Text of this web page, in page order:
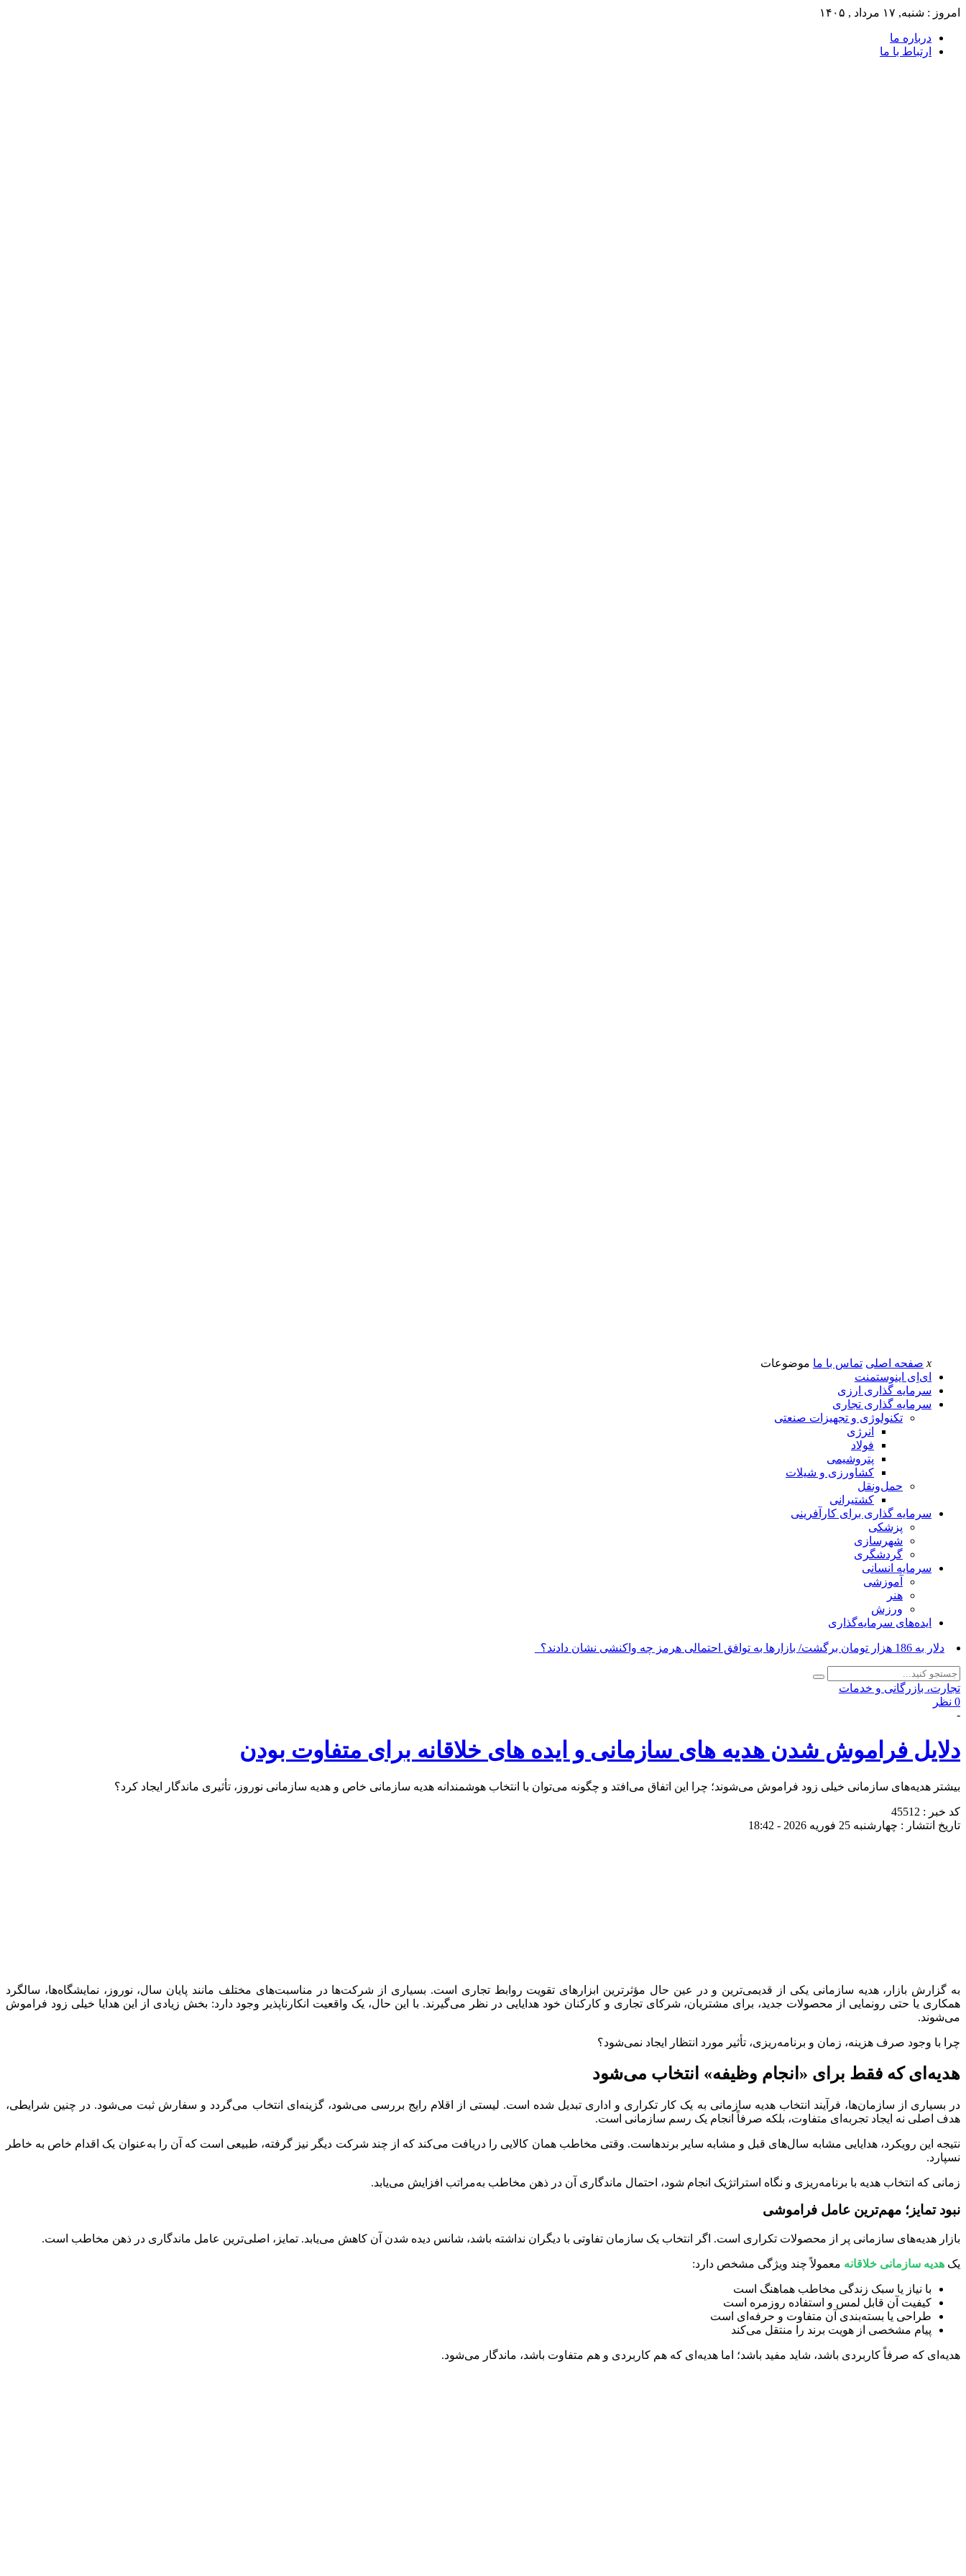
امروز : شنبه, ۱۷ مرداد , ۱۴۰۵
درباره ما
ارتباط با ما
x صفحه اصلی تماس با ما موضوعات
ای‌اِی اینوستمنت
سرمایه گذاری ارزی
سرمایه گذاری تجاری
تکنولوژی و تجهیزات صنعتی
انرژی
فولاد
پتروشیمی
کشاورزی و شیلات
حمل‌و‌نقل
کشتیرانی
سرمایه گذاری برای کارآفرینی
پزشکی
شهرسازی
گردشگری
سرمایه انسانی
آموزشی
هنر
ورزش
ایده‌های سرمایه‌گذاری
دلار به 186 هزار تومان برگشت/ بازارها به توافق احتمالی هرمز چه واکنشی نشان دادند؟_
تجارت، بازرگانی و خدمات
0 نظر
-
دلایل فراموش شدن هدیه های سازمانی و ایده های خلاقانه برای متفاوت بودن
بیشتر هدیه‌های سازمانی خیلی زود فراموش می‌شوند؛ چرا این اتفاق می‌افتد و چگونه می‌توان با انتخاب هوشمندانه هدیه سازمانی خاص و هدیه سازمانی نوروز، تأثیری ماندگار ایجاد کرد؟
کد خبر : 45512
تاریخ انتشار : چهارشنبه 25 فوریه 2026 - 18:42
به گزارش بازار، هدیه سازمانی یکی از قدیمی‌ترین و در عین حال مؤثرترین ابزارهای تقویت روابط تجاری است. بسیاری از شرکت‌ها در مناسبت‌های مختلف مانند پایان سال، نوروز، نمایشگاه‌ها، سالگرد
همکاری یا حتی رونمایی از محصولات جدید، برای مشتریان، شرکای تجاری و کارکنان خود هدایایی در نظر می‌گیرند. با این حال، یک واقعیت انکارناپذیر وجود دارد: بخش زیادی از این هدایا خیلی زود فراموش
می‌شوند.
چرا با وجود صرف هزینه، زمان و برنامه‌ریزی، تأثیر مورد انتظار ایجاد نمی‌شود؟
هدیه‌ای که فقط برای «انجام وظیفه» انتخاب می‌شود
در بسیاری از سازمان‌ها، فرآیند انتخاب هدیه سازمانی به یک کار تکراری و اداری تبدیل شده است. لیستی از اقلام رایج بررسی می‌شود، گزینه‌ای انتخاب می‌گردد و سفارش ثبت می‌شود. در چنین شرایطی،
هدف اصلی نه ایجاد تجربه‌ای متفاوت، بلکه صرفاً انجام یک رسم سازمانی است.
نتیجه این رویکرد، هدایایی مشابه سال‌های قبل و مشابه سایر برندهاست. وقتی مخاطب همان کالایی را دریافت می‌کند که از چند شرکت دیگر نیز گرفته، طبیعی است که آن را به‌عنوان یک اقدام خاص به خاطر
نسپارد.
زمانی که انتخاب هدیه با برنامه‌ریزی و نگاه استراتژیک انجام شود، احتمال ماندگاری آن در ذهن مخاطب به‌مراتب افزایش می‌یابد.
نبود تمایز؛ مهم‌ترین عامل فراموشی
بازار هدیه‌های سازمانی پر از محصولات تکراری است. اگر انتخاب یک سازمان تفاوتی با دیگران نداشته باشد، شانس دیده شدن آن کاهش می‌یابد. تمایز، اصلی‌ترین عامل ماندگاری در ذهن مخاطب است.
یک هدیه سازمانی خلاقانه معمولاً چند ویژگی مشخص دارد:
با نیاز یا سبک زندگی مخاطب هماهنگ است
کیفیت آن قابل لمس و استفاده روزمره است
طراحی یا بسته‌بندی آن متفاوت و حرفه‌ای است
پیام مشخصی از هویت برند را منتقل می‌کند
هدیه‌ای که صرفاً کاربردی باشد، شاید مفید باشد؛ اما هدیه‌ای که هم کاربردی و هم متفاوت باشد، ماندگار می‌شود.